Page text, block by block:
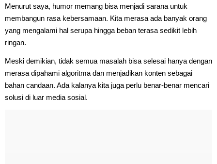
Menurut saya, humor memang bisa menjadi sarana untuk
membangun rasa kebersamaan. Kita merasa ada banyak orang
yang mengalami hal serupa hingga beban terasa sedikit lebih
ringan.
Meski demikian, tidak semua masalah bisa selesai hanya dengan
merasa dipahami algoritma dan menjadikan konten sebagai
bahan candaan. Ada kalanya kita juga perlu benar-benar mencari
solusi di luar media sosial.